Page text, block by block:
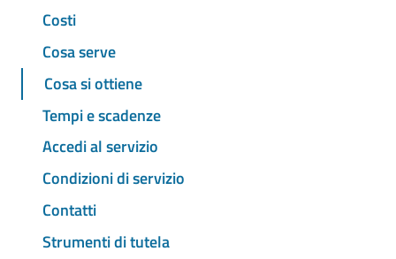
Costi
Cosa serve
Cosa si ottiene
Tempi e scadenze
Accedi al servizio
Condizioni di servizio
Contatti
Strumenti di tutela